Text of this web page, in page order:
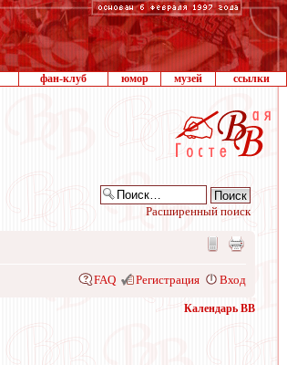
фан-клуб юмор музей ссылки
Расширенный поиск
FAQ Регистрация Вход
Календарь ВВ